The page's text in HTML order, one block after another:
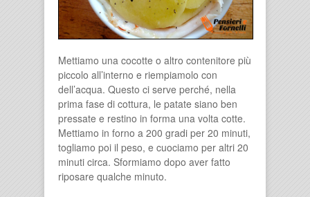
Mettiamo una cocotte o altro contenitore più
piccolo all’interno e riempiamolo con
dell’acqua. Questo ci serve perché, nella
prima fase di cottura, le patate siano ben
pressate e restino in forma una volta cotte.
Mettiamo in forno a 200 gradi per 20 minuti,
togliamo poi il peso, e cuociamo per altri 20
minuti circa. Sformiamo dopo aver fatto
riposare qualche minuto.